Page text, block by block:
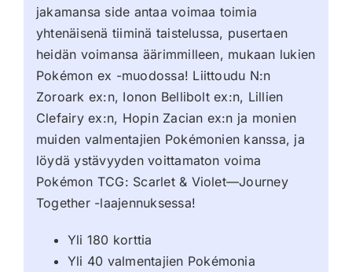
jakamansa side antaa voimaa toimia
yhtenäisenä tiiminä taistelussa, pusertaen
heidän voimansa äärimmilleen, mukaan lukien
Pokémon ex -muodossa! Liittoudu N:n
Zoroark ex:n, Ionon Bellibolt ex:n, Lillien
Clefairy ex:n, Hopin Zacian ex:n ja monien
muiden valmentajien Pokémonien kanssa, ja
löydä ystävyyden voittamaton voima
Pokémon TCG: Scarlet & Violet—Journey
Together -laajennuksessa!
Yli 180 korttia
Yli 40 valmentajien Pokémonia